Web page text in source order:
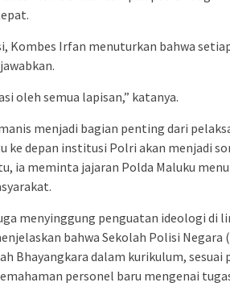
Kombes Irfan menuturkan bahwa
oleh semua lapisan,” katanya.
menjadi bagian penting dari
ke depan institusi Polri akan menjadi
ia meminta jajaran Polda Maluku
menyinggung penguatan ideologi di
bahwa Sekolah Polisi Negara
Bhayangkara dalam kurikulum, sesuai
personel baru mengenai